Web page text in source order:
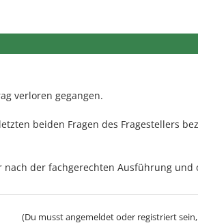
verloren gegangen.
beiden Fragen des Fragestellers
nach der fachgerechten Ausführung
(Du musst angemeldet oder registriert